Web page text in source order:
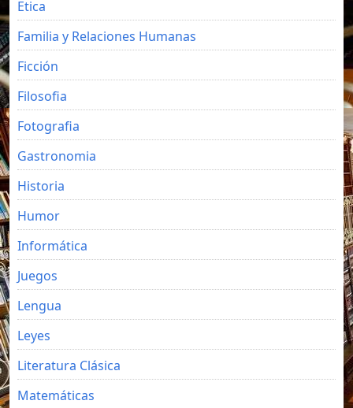
Etica
Familia y Relaciones Humanas
Ficción
Filosofia
Fotografia
Gastronomia
Historia
Humor
Informática
Juegos
Lengua
Leyes
Literatura Clásica
Matemáticas